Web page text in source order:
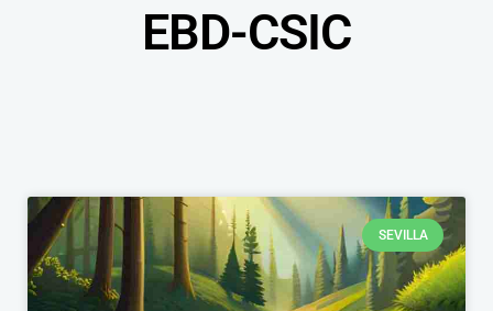
EBD-CSIC
SEVILLA